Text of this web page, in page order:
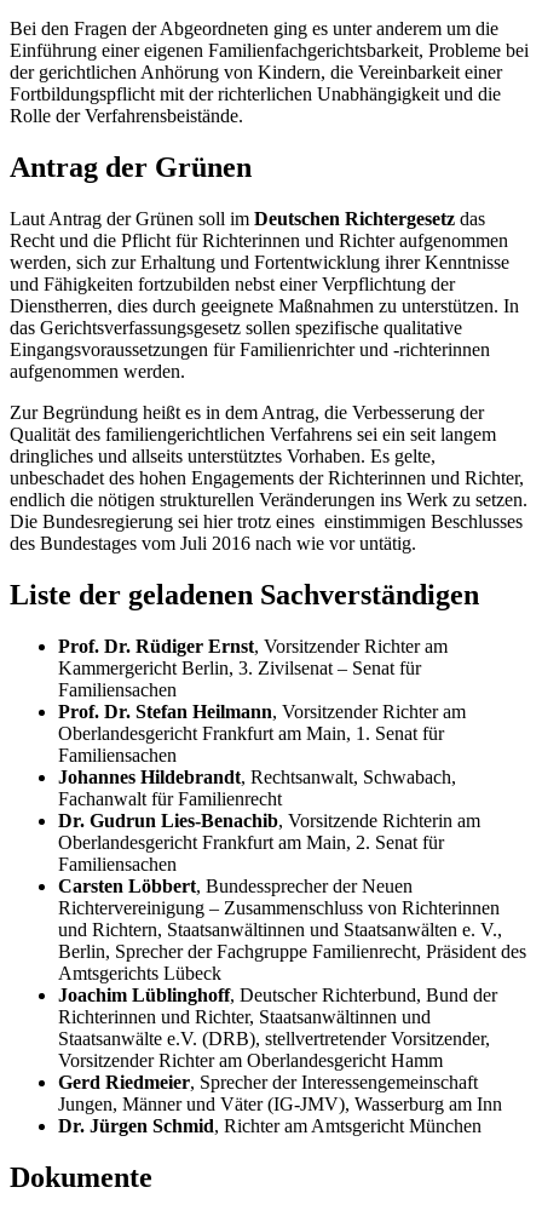
Bei den Fragen der Abgeordneten ging es unter anderem um die
Einführung einer eigenen Familienfachgerichtsbarkeit, Probleme bei
der gerichtlichen Anhörung von Kindern, die Vereinbarkeit einer
Fortbildungspflicht mit der richterlichen Unabhängigkeit und die
Rolle der Verfahrensbeistände.
Antrag der Grünen
Laut Antrag der Grünen soll im Deutschen Richtergesetz das
Recht und die Pflicht für Richterinnen und Richter aufgenommen
werden, sich zur Erhaltung und Fortentwicklung ihrer Kenntnisse
und Fähigkeiten fortzubilden nebst einer Verpflichtung der
Dienstherren, dies durch geeignete Maßnahmen zu unterstützen. In
das Gerichtsverfassungsgesetz sollen spezifische qualitative
Eingangsvoraussetzungen für Familienrichter und -richterinnen
aufgenommen werden.
Zur Begründung heißt es in dem Antrag, die Verbesserung der
Qualität des familiengerichtlichen Verfahrens sei ein seit langem
dringliches und allseits unterstütztes Vorhaben. Es gelte,
unbeschadet des hohen Engagements der Richterinnen und Richter,
endlich die nötigen strukturellen Veränderungen ins Werk zu setzen.
Die Bundesregierung sei hier trotz eines einstimmigen Beschlusses
des Bundestages vom Juli 2016 nach wie vor untätig.
Liste der geladenen Sachverständigen
Prof. Dr. Rüdiger Ernst, Vorsitzender Richter am
Kammergericht Berlin, 3. Zivilsenat – Senat für
Familiensachen
Prof. Dr. Stefan Heilmann, Vorsitzender Richter am
Oberlandesgericht Frankfurt am Main, 1. Senat für
Familiensachen
Johannes Hildebrandt, Rechtsanwalt, Schwabach,
Fachanwalt für Familienrecht
Dr. Gudrun Lies-Benachib, Vorsitzende Richterin am
Oberlandesgericht Frankfurt am Main, 2. Senat für
Familiensachen
Carsten Löbbert, Bundessprecher der Neuen
Richtervereinigung – Zusammenschluss von Richterinnen
und Richtern, Staatsanwältinnen und Staatsanwälten e. V.,
Berlin, Sprecher der Fachgruppe Familienrecht, Präsident des
Amtsgerichts Lübeck
Joachim Lüblinghoff, Deutscher Richterbund, Bund der
Richterinnen und Richter, Staatsanwältinnen und
Staatsanwälte e.V. (DRB), stellvertretender Vorsitzender,
Vorsitzender Richter am Oberlandesgericht Hamm
Gerd Riedmeier, Sprecher der Interessengemeinschaft
Jungen, Männer und Väter (IG-JMV), Wasserburg am Inn
Dr. Jürgen Schmid, Richter am Amtsgericht München
Dokumente